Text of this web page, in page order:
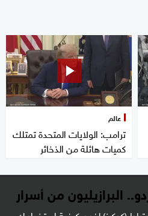
عالم
ترامب: الولايات المتحدة تمتلك
كميات هائلة من الذخائر
البرازيليون من أسرار